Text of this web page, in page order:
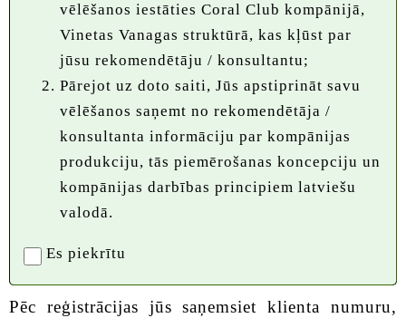
vēlēšanos iestāties Coral Club kompānijā,
Vinetas Vanagas struktūrā, kas kļūst par
jūsu rekomendētāju / konsultantu;
Pārejot uz doto saiti, Jūs apstiprināt savu
vēlēšanos saņemt no rekomendētāja /
konsultanta informāciju par kompānijas
produkciju, tās piemērošanas koncepciju un
kompānijas darbības principiem latviešu
valodā.
Es piekrītu
Pēc reģistrācijas jūs saņemsiet klienta numuru,